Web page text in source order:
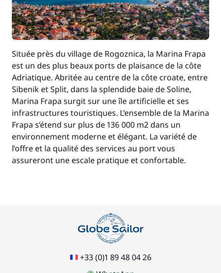
Située près du village de Rogoznica, la Marina Frapa
est un des plus beaux ports de plaisance de la côte
Adriatique. Abritée au centre de la côte croate, entre
Sibenik et Split, dans la splendide baie de Soline,
Marina Frapa surgit sur une île artificielle et ses
infrastructures touristiques. L’ensemble de la Marina
Frapa s’étend sur plus de 136 000 m2 dans un
environnement moderne et élégant. La variété de
l’offre et la qualité des services au port vous
assureront une escale pratique et confortable.
+33 (0)1 89 48 04 26